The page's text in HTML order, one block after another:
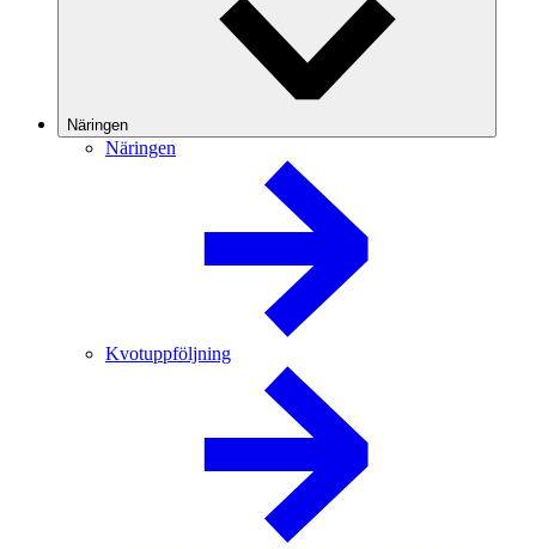
Näringen
Näringen
Kvotuppföljning